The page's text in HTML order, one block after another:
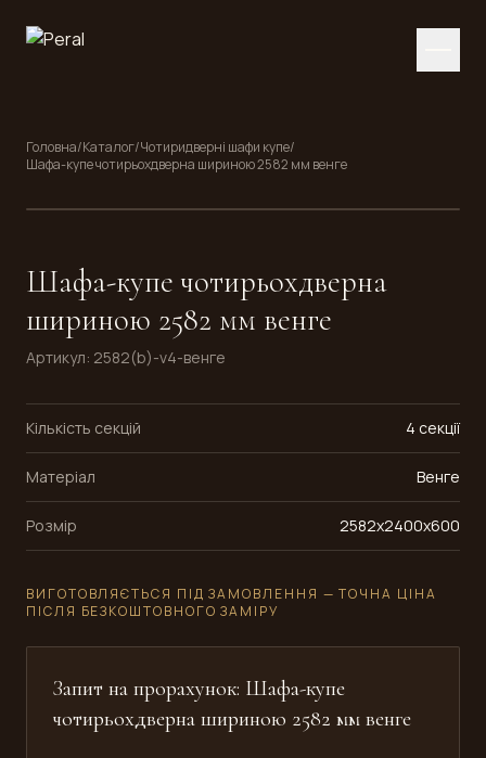
Головна/Каталог/Чотиридверні шафи купе/
Шафа-купе чотирьохдверна шириною 2582 мм венге
Шафа-купе чотирьохдверна
шириною 2582 мм венге
Артикул: 2582(b)-v4-венге
Кількість секцій 4 секції
Матеріал Венге
Розмір 2582x2400x600
ВИГОТОВЛЯЄТЬСЯ ПІД ЗАМОВЛЕННЯ — ТОЧНА ЦІНА
ПІСЛЯ БЕЗКОШТОВНОГО ЗАМІРУ
Запит на прорахунок: Шафа-купе
чотирьохдверна шириною 2582 мм венге